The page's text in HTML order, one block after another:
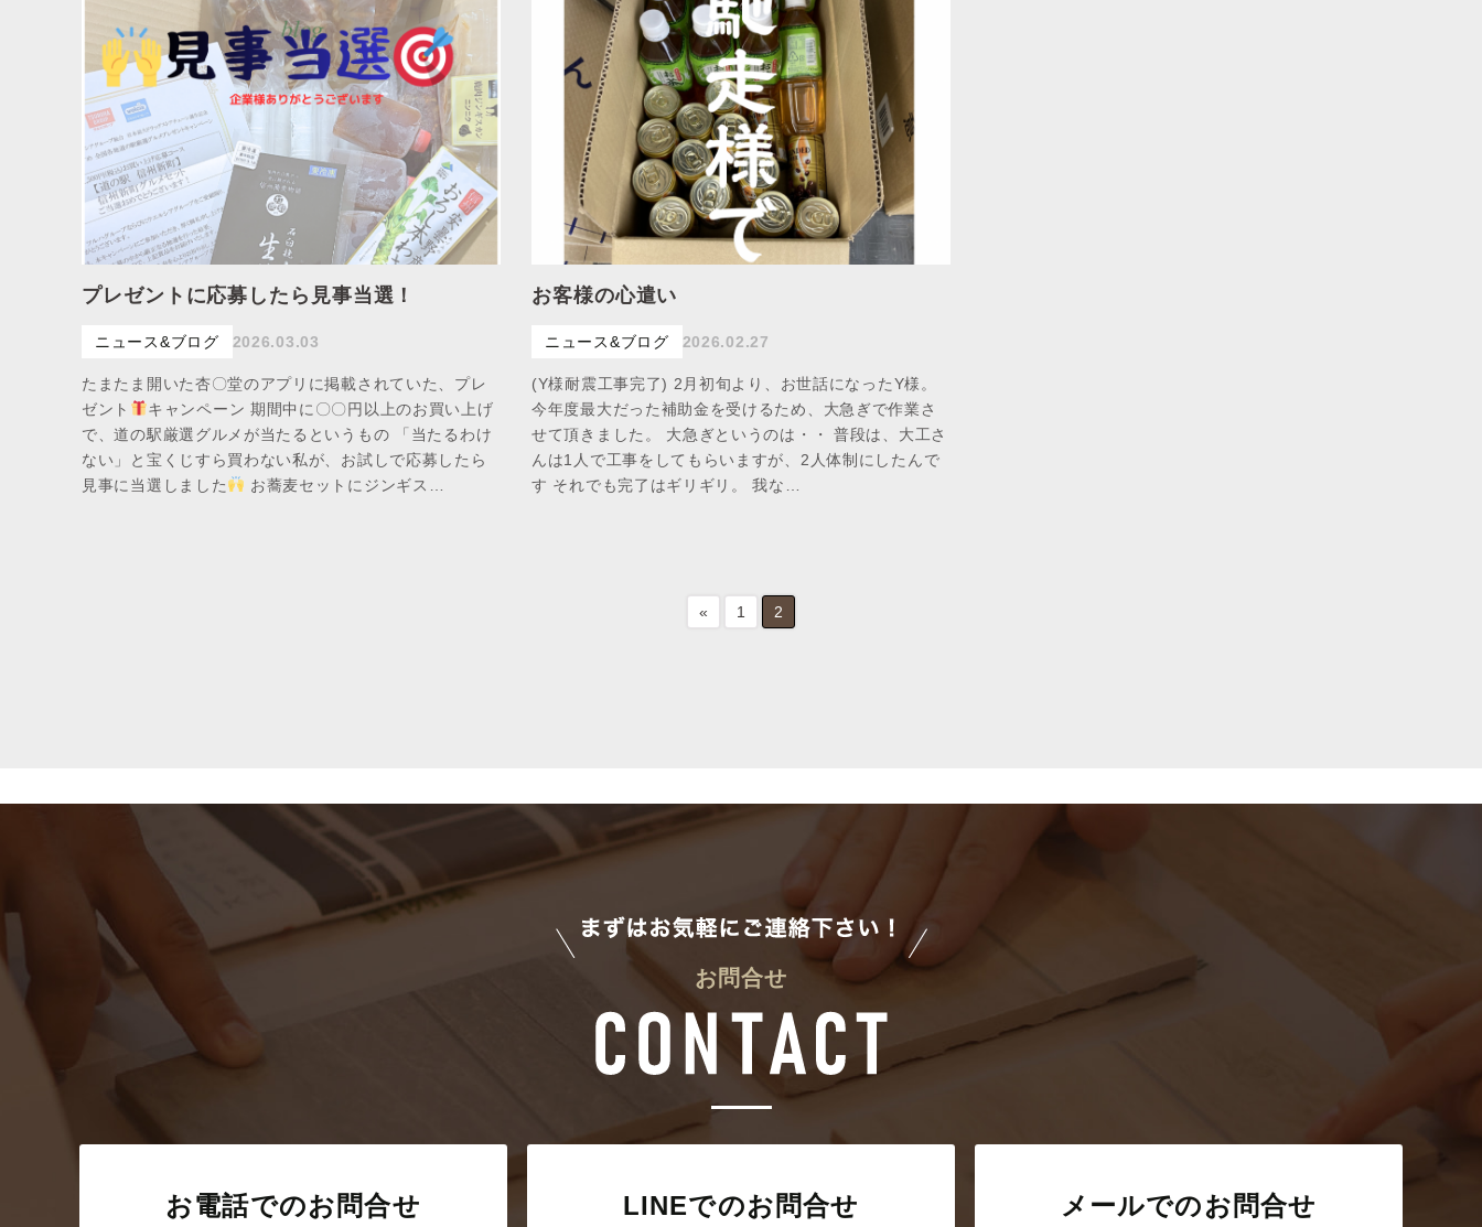
プレゼントに応募したら見事当選！
ニュース&ブログ 2026.03.03
たまたま開いた杏〇堂のアプリに掲載されていた、プレ
ゼント
キャンペーン 期間中に〇〇円以上のお買い上げ
で、道の駅厳選グルメが当たるというもの 「当たるわけ
ない」と宝くじすら買わない私が、お試しで応募したら
見事に当選しました
お蕎麦セットにジンギス…
お客様の心遣い
ニュース&ブログ 2026.02.27
(Y様耐震工事完了) 2月初旬より、お世話になったY様。
今年度最大だった補助金を受けるため、大急ぎで作業さ
せて頂きました。 大急ぎというのは・・ 普段は、大工さ
んは1人で工事をしてもらいますが、2人体制にしたんで
す それでも完了はギリギリ。 我な…
« 1 2
お問合せ
お電話でのお問合せ LINEでのお問合せ メールでのお問合せ